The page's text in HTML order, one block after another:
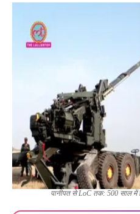
पानीपत से LoC तक: 500 साल में